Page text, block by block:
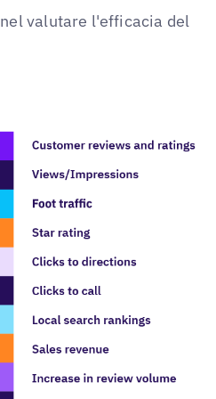
valutare l'efficacia del